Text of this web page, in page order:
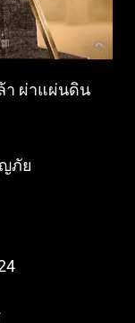
า ผ่าแผ่นดิน
ภัย